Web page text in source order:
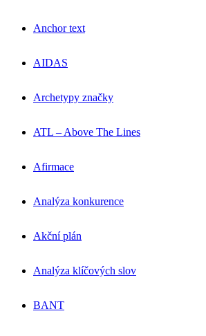
Anchor text
AIDAS
Archetypy značky
ATL – Above The Lines
Afirmace
Analýza konkurence
Akční plán
Analýza klíčových slov
BANT